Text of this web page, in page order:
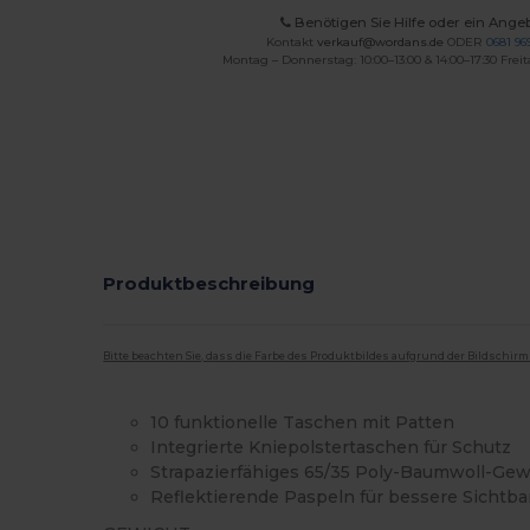
Benötigen Sie Hilfe oder ein
Kontaktverkauf@wordans.de ODER0681
Montag – Donnerstag: 10:00–13:00 & 14:00–17:30
Produktbeschreibung
Bitte beachten Sie, dass die Farbe des Produktbildes aufgrund der
10 funktionelle Taschen mit Patten
Integrierte Kniepolstertaschen für Schutz
Strapazierfähiges 65/35 Poly-Baumwoll-
Reflektierende Paspeln für bessere